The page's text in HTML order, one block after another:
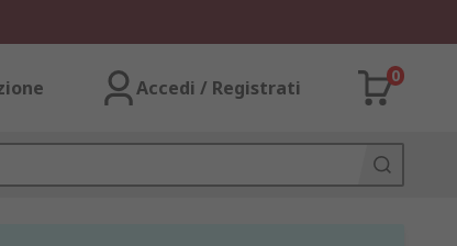
Accedi / Registrati
0